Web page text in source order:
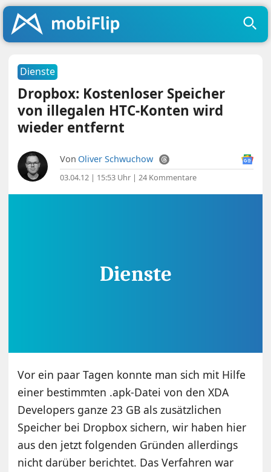
Dienste
Dropbox: Kostenloser Speicher
von illegalen HTC-Konten wird
wieder entfernt
Von Oliver Schwuchow
03.04.12 | 15:53 Uhr |24 Kommentare
Vor ein paar Tagen konnte man sich mit Hilfe
einer bestimmten .apk-Datei von den XDA
Developers ganze 23 GB als zusätzlichen
Speicher bei Dropbox sichern, wir haben hier
aus den jetzt folgenden Gründen allerdings
nicht darüber berichtet. Das Verfahren war